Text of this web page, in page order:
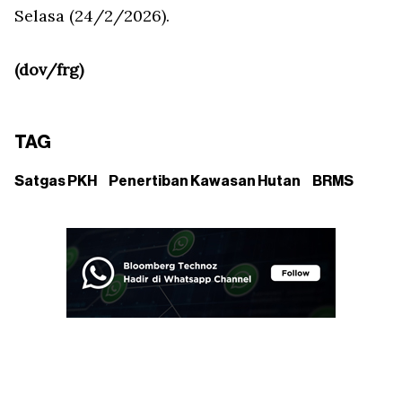
Selasa (24/2/2026).
(dov/frg)
TAG
Satgas PKH Penertiban Kawasan Hutan BRMS